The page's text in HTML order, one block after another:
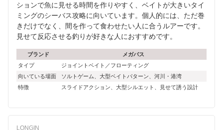
ションで魚に見せる時間を作りやすく、ベイトが大きいタイ
ミングのシーバス攻略に向いています。個人的には、ただ巻
きだけでなく、間を作って食わせたい人に合うルアーです。
見せて反応させる釣りが好きな人におすすめです。
ブランド
メガバス
タイプ
ジョイントベイト／フローティング
向いている場面
ソルトゲーム、大型ベイトパターン、河川・港湾
特徴
スライドアクション、大型シルエット、見せて誘う設計
LONGIN